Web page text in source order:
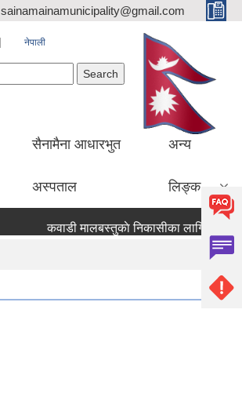
sainamainamunicipality@gmail.com
नेपाली
सैनामैना आधारभुत
अस्पताल
अन्य
लिङ्क
कवाडी मालबस्तुकाे निकासीका लागि बाेलपत्र